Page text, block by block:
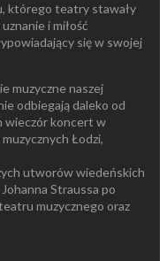
którego teatry stawały
i miłość
się w swojej
muzyczne naszej
odbiegają daleko od
wieczór koncert w
Łodzi,
utworów wiedeńskich
Straussa po
muzycznego oraz